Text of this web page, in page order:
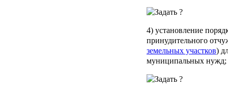
4) установление
принудительного
земельных участков)
муниципальных нужд;